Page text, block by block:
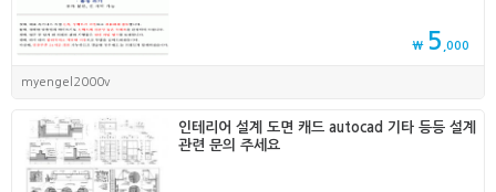
₩ 5 ,000
myengel2000v
인테리어 설계 도면 캐드 autocad 기타 등등 설계
관련 문의 주세요